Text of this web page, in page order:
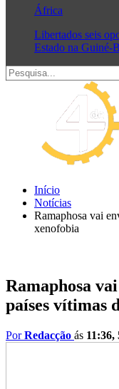
África
Libertados seis
Estado na Guiné-
Início
Notícias
Ramaphosa vai
xenofobia
Ramaphosa
países vítimas
PorRedacção ás 11:36,